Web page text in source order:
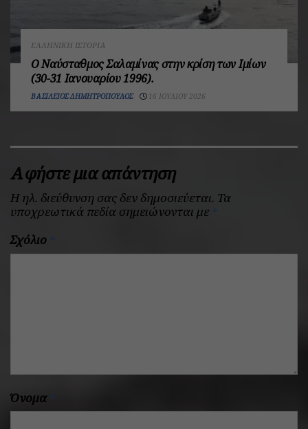
ΕΛΛΗΝΙΚΉ ΙΣΤΟΡΊΑ
Ο Ναύσταθμος Σαλαμίνας στην κρίση των Ιμίων
(30-31 Ιανουαρίου 1996).
ΒΑΣΊΛΕΙΟΣ ΔΗΜΗΤΡΌΠΟΥΛΟΣ 16 ΙΟΥΛΊΟΥ 2026
Αφήστε μια απάντηση
Η ηλ. διεύθυνση σας δεν δημοσιεύεται. Τα
υποχρεωτικά πεδία σημειώνονται με
Σχόλιο
Όνομα *